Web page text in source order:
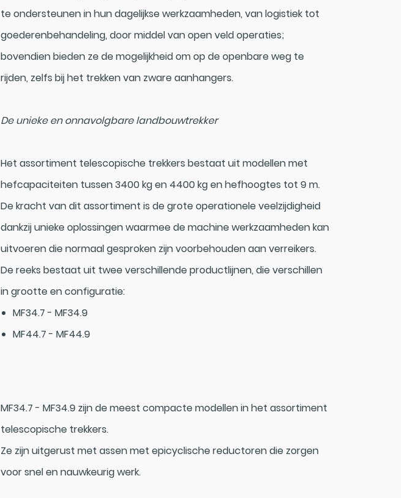
te ondersteunen in hun dagelijkse werkzaamheden, van logistiek tot
goederenbehandeling, door middel van open veld operaties;
bovendien bieden ze de mogelijkheid om op de openbare weg te
rijden, zelfs bij het trekken van zware aanhangers.
De unieke en onnavolgbare landbouwtrekker
Het assortiment telescopische trekkers bestaat uit modellen met
hefcapaciteiten tussen 3400 kg en 4400 kg en hefhoogtes tot 9 m.
De kracht van dit assortiment is de grote operationele veelzijdigheid
dankzij unieke oplossingen waarmee de machine werkzaamheden kan
uitvoeren die normaal gesproken zijn voorbehouden aan verreikers.
De reeks bestaat uit twee verschillende productlijnen, die verschillen
in grootte en configuratie:
MF34.7 - MF34.9
MF44.7 - MF44.9
MF34.7 - MF34.9 zijn de meest compacte modellen in het assortiment
telescopische trekkers.
Ze zijn uitgerust met assen met epicyclische reductoren die zorgen
voor snel en nauwkeurig werk.